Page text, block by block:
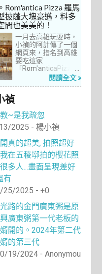
家連鎖店許久，只是
每次去台中誘惑實在
太多了！就……，這一
次離家這麼近，不來
吃真的說不過去。
Rom'antica Pizza 羅馬
披薩大塊豪邁，料多
間也美美的！
一月去高雄玩耍時，
小禎的阿計傳了一個
網頁來，指名到高雄
要吃這家
「Rom'anticaPizza
羅馬披薩」，看了圖
少披薩店，一字排開
的各式披薩看起來琳
瑯滿目，走進店內就
能點上一塊喜愛的口
味大快朵頤，真的好
懷念啊！沒想到台灣
也有類似的披薩店。
走！就到高雄吃披薩
閱讀全文 »
禎
~是我疏忽
2025 - 楊小禎
真的超美, 拍照超好
在五稜墎拍的櫻花照
多人...畫面呈現差好
有
25/2025 - +0
路的金門廣東粥是原
廣東粥第一代老板的
開的。2024年第二代
的第三代
19/2024 - Anonymou